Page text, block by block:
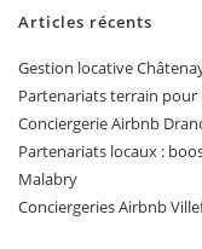
Articles récents
Gestion locative
Partenariats terrain pour
Conciergerie Airbnb
Partenariats locaux :
Malabry
Conciergeries Airbnb